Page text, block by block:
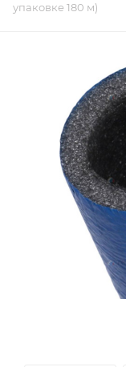
упаковке 180 м)